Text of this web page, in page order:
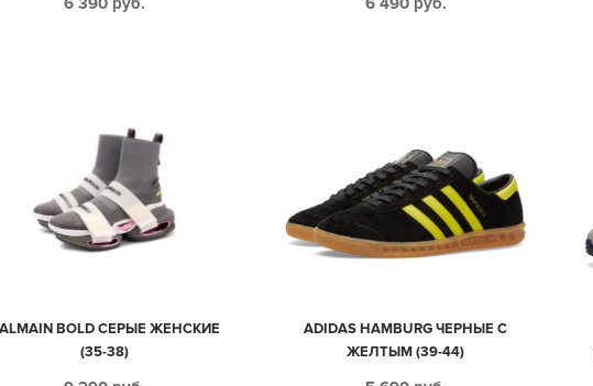
BOLD СЕРЫЕ ЖЕНСКИЕ
(35-38)
ADIDAS HAMBURG ЧЕРНЫЕ С
ЖЕЛТЫМ (39-44)